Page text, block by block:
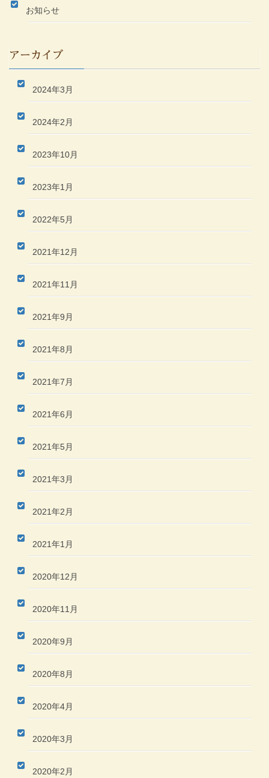
お知らせ
アーカイブ
2024年3月
2024年2月
2023年10月
2023年1月
2022年5月
2021年12月
2021年11月
2021年9月
2021年8月
2021年7月
2021年6月
2021年5月
2021年3月
2021年2月
2021年1月
2020年12月
2020年11月
2020年9月
2020年8月
2020年4月
2020年3月
2020年2月